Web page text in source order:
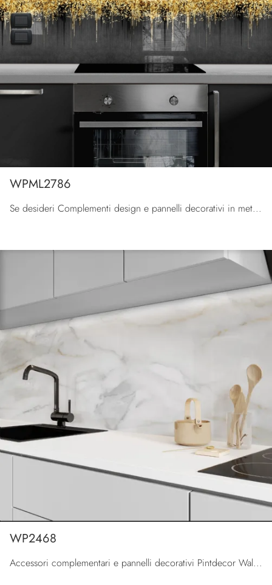
WPML2786
Se desideri Complementi design e pannelli decorativi in metallo ottieni informazioni sul modello WPML2786 dell'azienda Pintdecor Wallpanel.
WP2468
Accessori complementari e pannelli decorativi Pintdecor Wallpanel: scopri come completare i tuoi interni moderni con il modello WP2468.